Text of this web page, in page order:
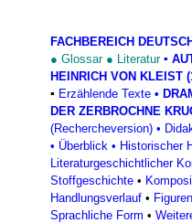
FACHBEREICH DEUTSCH
● Glossar ● Literatur ▪
HEINRICH VON KLEIST
▪ Erzählende Texte •
DER ZERBROCHNE
(Rechercheversion) •
• Überblick • Historischer
Literaturgeschichtlicher
Stoffgeschichte •
Handlungsverlauf •
Sprachliche Form •